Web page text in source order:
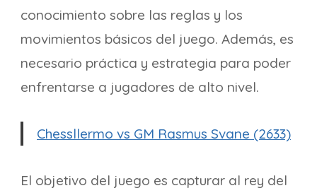
conocimiento sobre las reglas y los
movimientos básicos del juego. Además, es
necesario práctica y estrategia para poder
enfrentarse a jugadores de alto nivel.
Chessllermo vs GM Rasmus Svane (2633)
El objetivo del juego es capturar al rey del